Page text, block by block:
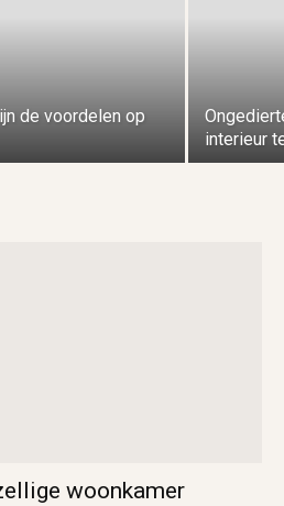
de voordelen op
interieur
woonkamer